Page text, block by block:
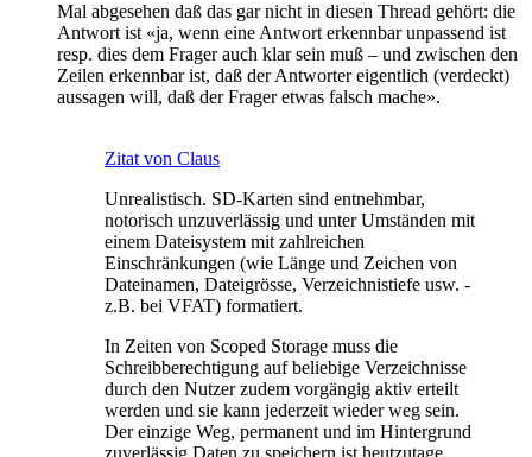
Mal abgesehen daß das gar nicht in diesen Thread gehört: die
Antwort ist «ja, wenn eine Antwort erkennbar unpassend ist
resp. dies dem Frager auch klar sein muß – und zwischen den
Zeilen erkennbar ist, daß der Antworter eigentlich (verdeckt)
aussagen will, daß der Frager etwas falsch mache».
Zitat von Claus
Unrealistisch. SD-Karten sind entnehmbar,
notorisch unzuverlässig und unter Umständen mit
einem Dateisystem mit zahlreichen
Einschränkungen (wie Länge und Zeichen von
Dateinamen, Dateigrösse, Verzeichnistiefe usw. -
z.B. bei VFAT) formatiert.
In Zeiten von Scoped Storage muss die
Schreibberechtigung auf beliebige Verzeichnisse
durch den Nutzer zudem vorgängig aktiv erteilt
werden und sie kann jederzeit wieder weg sein.
Der einzige Weg, permanent und im Hintergrund
zuverlässig Daten zu speichern ist heutzutage,